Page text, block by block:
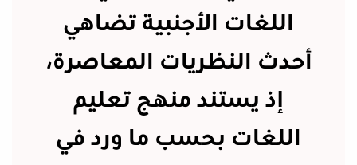
اللغات الأجنبية تضاهي
أحدث النظريات المعاصرة،
إذ يستند منهج تعليم
اللغات بحسب ما ورد في